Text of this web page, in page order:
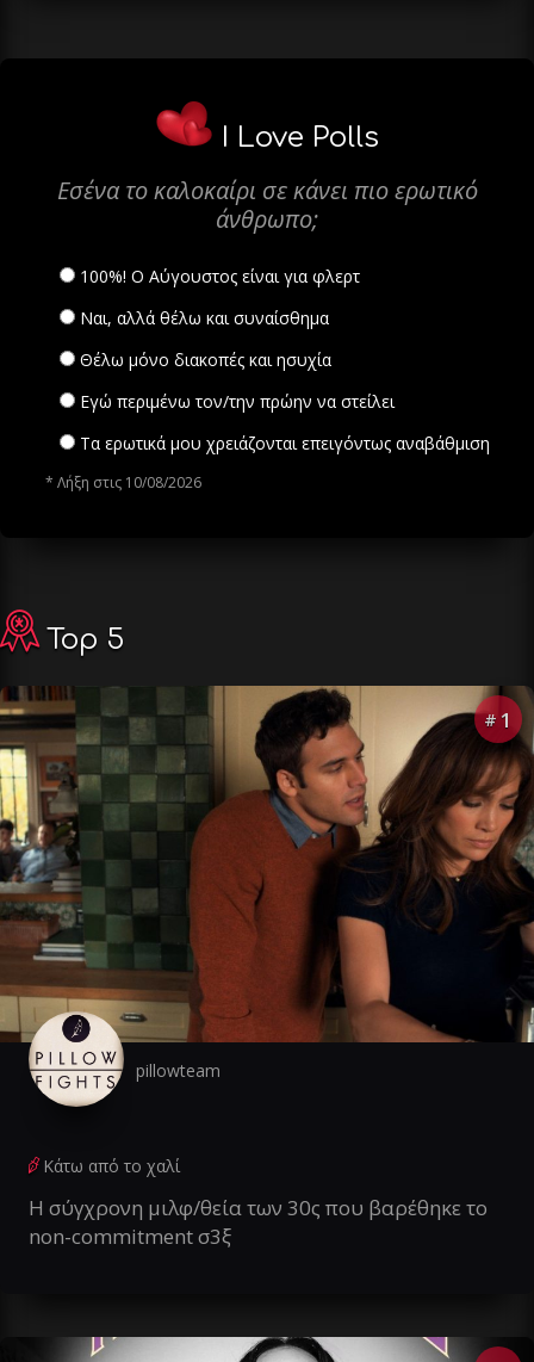
I Love Polls
Εσένα το καλοκαίρι σε κάνει πιο ερωτικό
άνθρωπο;
100%! Ο Αύγουστος είναι για φλερτ
Ναι, αλλά θέλω και συναίσθημα
Θέλω μόνο διακοπές και ησυχία
Εγώ περιμένω τον/την πρώην να στείλει
Τα ερωτικά μου χρειάζονται επειγόντως αναβάθμιση
* Λήξη στις 10/08/2026
Top 5
# 1
pillowteam
Κάτω από το χαλί
Η σύγχρονη μιλφ/θεία των 30ς που βαρέθηκε το
non-commitment σ3ξ